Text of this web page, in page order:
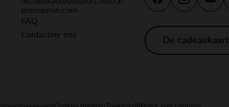
premaman.com
FAQ
Contacteer ons
De cadeaukaart